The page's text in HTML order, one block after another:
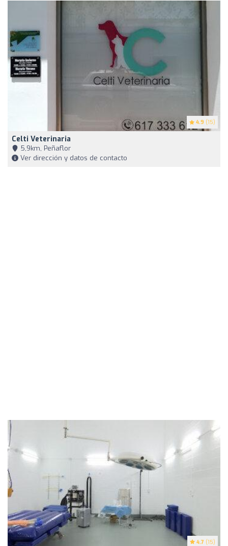
4.9 (15)
Celti Veterinaria
5,9km, Peñaflor
Ver dirección y datos de contacto
4.7 (15)